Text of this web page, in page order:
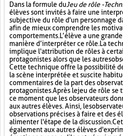
Dans la formule duJeu de rôle -
élèves sont invités à faire une
subjective du rôle d'un personnage
afin de mieux comprendre les
comportements. L’élève a une
manière d’interpréter ce rôle. La
implique l'attribution de rôles à
protagonistes alors que les autres
Cette technique offre la possibilité
la scène interprétée et suscite
commentaires de la part des
protagonistes. Après le jeu de rôle
ce moment que les observateurs
aux autres élèves. Ainsi, les
observations précises à faire et des
alimenter l'étape de la discussion.
également aux autres élèves